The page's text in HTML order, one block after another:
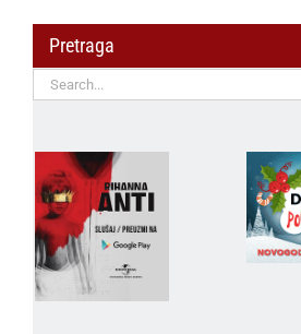
Pretraga
Search
for: